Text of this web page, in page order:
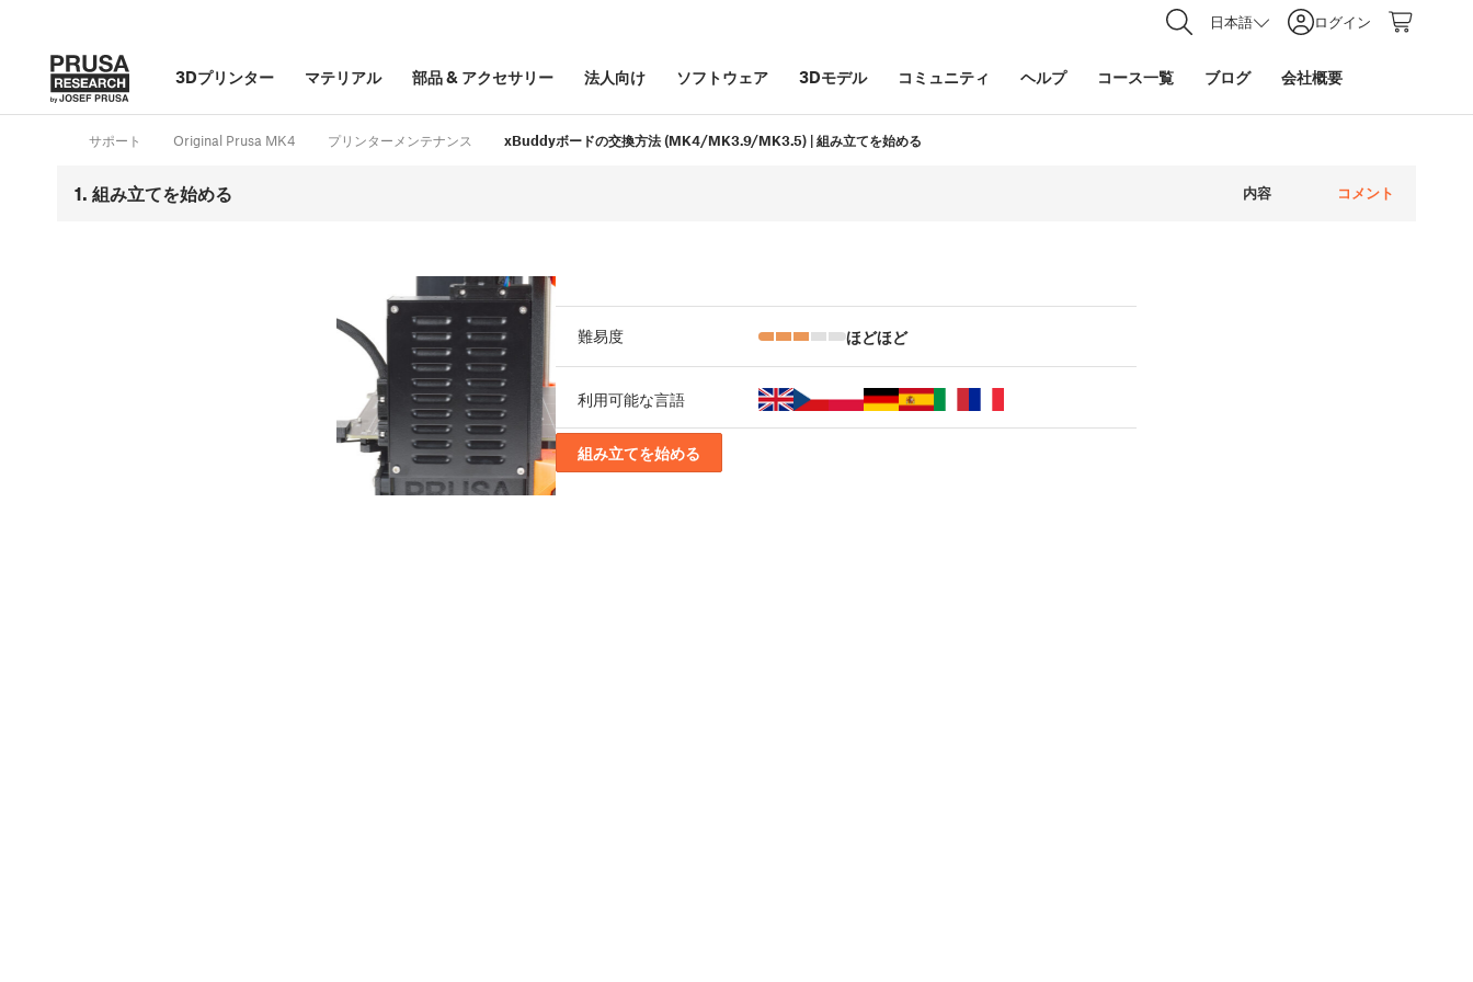
日本語 ログイン
3Dプリンター マテリアル 部品& アクセサリー 法人向け ソフトウェア 3Dモデル コミュニティ ヘルプ コース一覧 ブログ 会社概要
サポート Original Prusa MK4 プリンターメンテナンス xBuddyボードの交換方法 (MK4/MK3.9/MK3.5) | 組み立てを始める
1. 組み立てを始める 内容 コメント
難易度 ほどほど
利用可能な言語
組み立てを始める